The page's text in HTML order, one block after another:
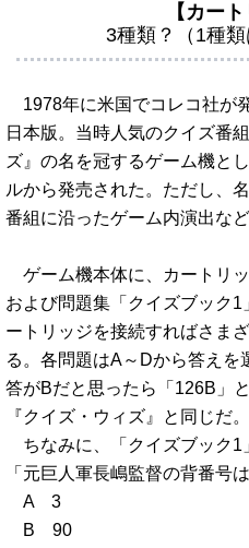
【カー
3種類？（1種類
1978年に米国でコレコ社が
日本版。当時人気のクイズ番
ズ』の名を冠するゲーム機と
ルから発売された。ただし、
番組に沿ったゲーム内演出な
ゲーム機本体に、カートリ
および問題集「クイズブック
ートリッジを接続すればさま
る。各問題はA～Dから答えを
答がBだと思ったら「126B」
『クイズ・ウィズ』と同じだ。
ちなみに、「クイズブック1
「元巨人軍長嶋監督の背番号は
A 3
B 90